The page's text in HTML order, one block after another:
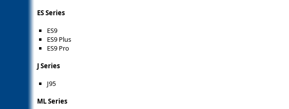
ES Series
ES9
ES9 Plus
ES9 Pro
J Series
J95
ML Series